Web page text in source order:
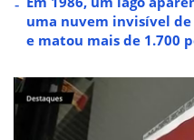
uma nuvem invisível de
e matou mais de 1.700